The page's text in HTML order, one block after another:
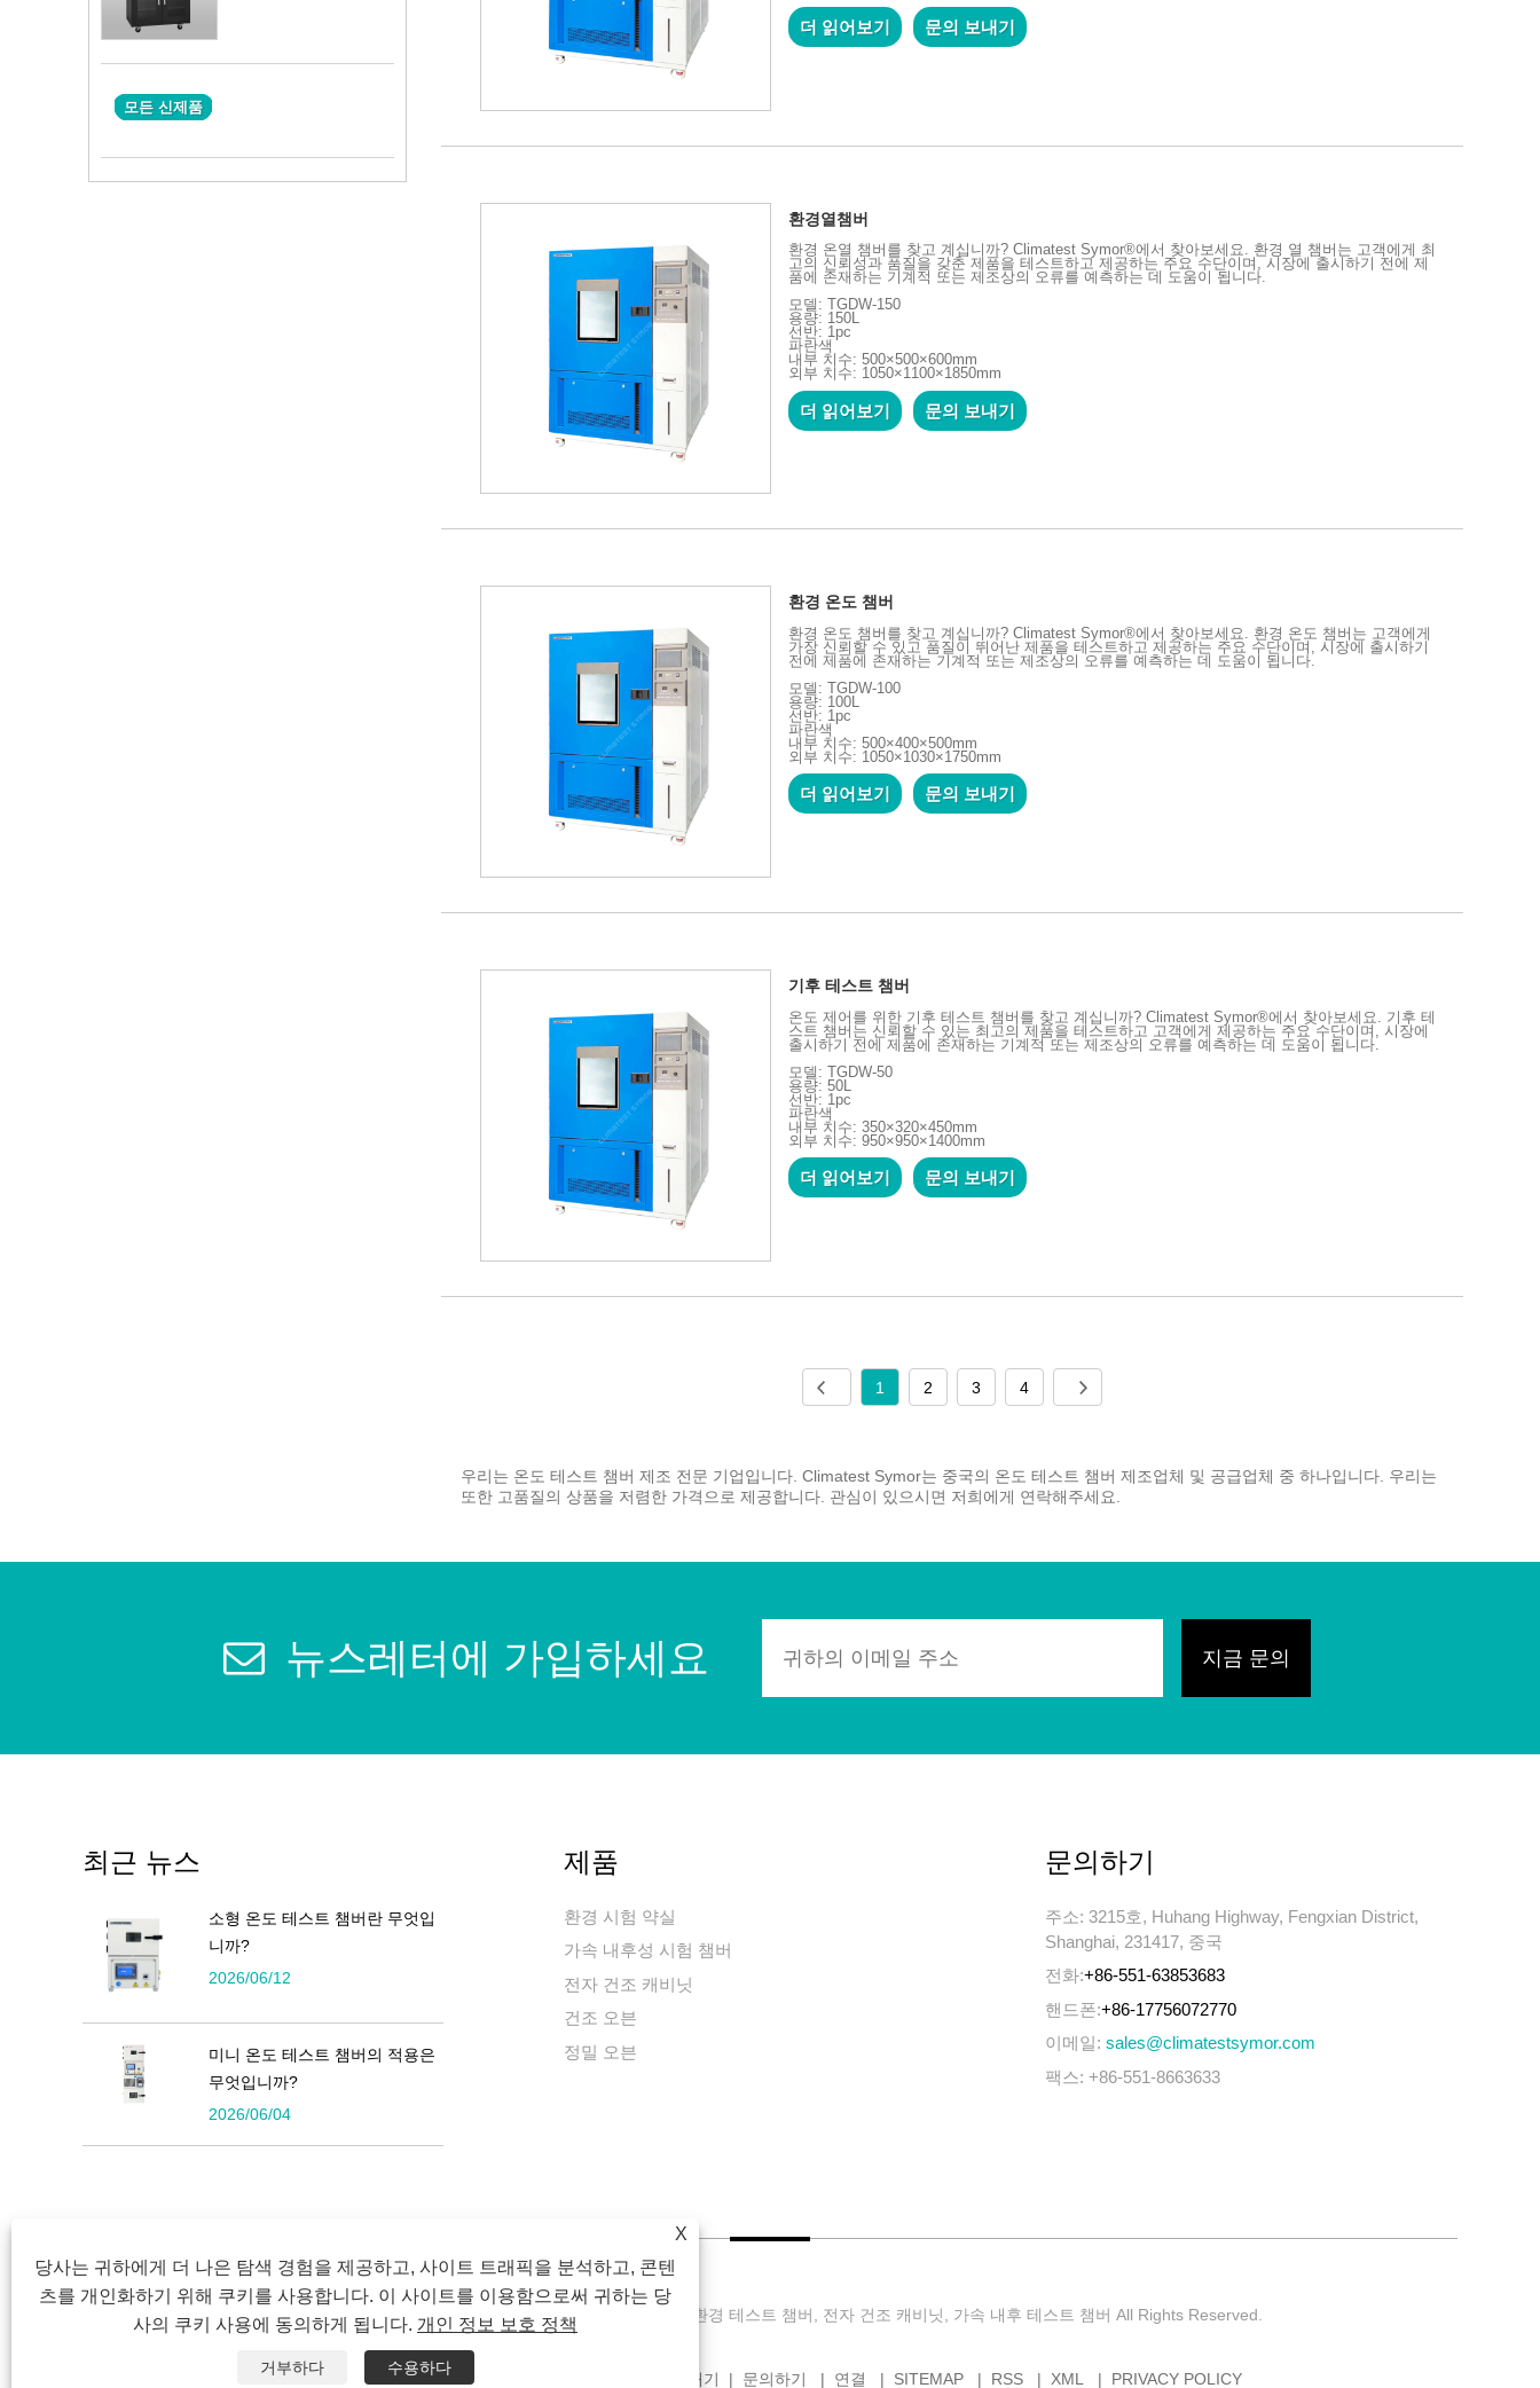
모든 신제품
더 읽어보기 문의 보내기
환경열챔버
환경 온열 챔버를 찾고 계십니까? Climatest Symor®에서 찾아보세요. 환경 열 챔버는 고객에게 최
고의 신뢰성과 품질을 갖춘 제품을 테스트하고 제공하는 주요 수단이며, 시장에 출시하기 전에 제
품에 존재하는 기계적 또는 제조상의 오류를 예측하는 데 도움이 됩니다.
모델: TGDW-150
용량: 150L
선반: 1pc
파란색
내부 치수: 500×500×600mm
외부 치수: 1050×1100×1850mm
더 읽어보기 문의 보내기
환경 온도 챔버
환경 온도 챔버를 찾고 계십니까? Climatest Symor®에서 찾아보세요. 환경 온도 챔버는 고객에게
가장 신뢰할 수 있고 품질이 뛰어난 제품을 테스트하고 제공하는 주요 수단이며, 시장에 출시하기
전에 제품에 존재하는 기계적 또는 제조상의 오류를 예측하는 데 도움이 됩니다.
모델: TGDW-100
용량: 100L
선반: 1pc
파란색
내부 치수: 500×400×500mm
외부 치수: 1050×1030×1750mm
더 읽어보기 문의 보내기
기후 테스트 챔버
온도 제어를 위한 기후 테스트 챔버를 찾고 계십니까? Climatest Symor®에서 찾아보세요. 기후 테
스트 챔버는 신뢰할 수 있는 최고의 제품을 테스트하고 고객에게 제공하는 주요 수단이며, 시장에
출시하기 전에 제품에 존재하는 기계적 또는 제조상의 오류를 예측하는 데 도움이 됩니다.
모델: TGDW-50
용량: 50L
선반: 1pc
파란색
내부 치수: 350×320×450mm
외부 치수: 950×950×1400mm
더 읽어보기 문의 보내기
1 2 3 4
우리는 온도 테스트 챔버 제조 전문 기업입니다. Climatest Symor는 중국의 온도 테스트 챔버 제조업체 및 공급업체 중 하나입니다. 우리는
또한 고품질의 상품을 저렴한 가격으로 제공합니다. 관심이 있으시면 저희에게 연락해주세요.
뉴스레터에 가입하세요
최근 뉴스
소형 온도 테스트 챔버란 무엇입
니까?
2026/06/12
미니 온도 테스트 챔버의 적용은
무엇입니까?
2026/06/04
제품
환경 시험 약실
가속 내후성 시험 챔버
전자 건조 캐비닛
건조 오븐
정밀 오븐
문의하기
주소: 3215호, Huhang Highway, Fengxian District,
Shanghai, 231417, 중국
전화:+86-551-63853683
핸드폰:+86-17756072770
이메일: sales@climatestsymor.com
팩스: +86-551-8663633
Copyright © 2022 Symor Instrument Equipment Co., Ltd. 환경 테스트 챔버, 전자 건조 캐비닛, 가속 내후 테스트 챔버 All Rights Reserved.
집 회사 소개 제품 문의 보내기 문의하기 연결 SITEMAP RSS XML PRIVACY POLICY
X
당사는 귀하에게 더 나은 탐색 경험을 제공하고, 사이트 트래픽을 분석하고, 콘텐
츠를 개인화하기 위해 쿠키를 사용합니다. 이 사이트를 이용함으로써 귀하는 당
사의 쿠키 사용에 동의하게 됩니다. 개인 정보 보호 정책
거부하다 수용하다